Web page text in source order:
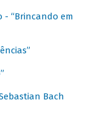
- “Brincando em
Bach